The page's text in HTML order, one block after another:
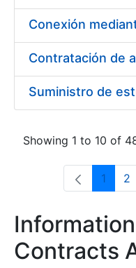
Showing 1 to 10 of
Page
1 2
Contracts